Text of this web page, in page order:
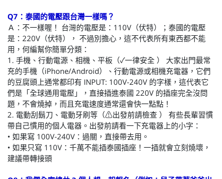
Q7：泰國的電壓跟台灣一樣嗎？
Ａ：不一樣喔！ 台灣的電壓是：110V（伏特）；泰國的電壓
是：220V（伏特）， 不過別擔心，這不代表所有東西都不能
用，何編幫你簡單分類：
1. 手機、行動電源、相機、平板（✓一律安全 ） 大家出門最常
充的手機（iPhone/Android）、行動電源或相機充電器，它們
的豆腐頭上通常都印有 INPUT: 100V-240V 的字樣，這代表它
們是「全球通用電壓」，直接插進泰國 220V 的插座完全沒問
題，不會燒掉，而且充電速度通常還會快一點點！
2. 電動刮鬍刀、電動牙刷等（⚠出發前請檢查 ） 有些長輩習慣
帶自己慣用的個人電器。出發前請看一下充電器上的小字：
• 如果寫 100V-240V：過關，直接帶去用。
• 如果只寫 110V：千萬不能插泰國插座！一插就會立刻燒壞，
建議帶轉接頭